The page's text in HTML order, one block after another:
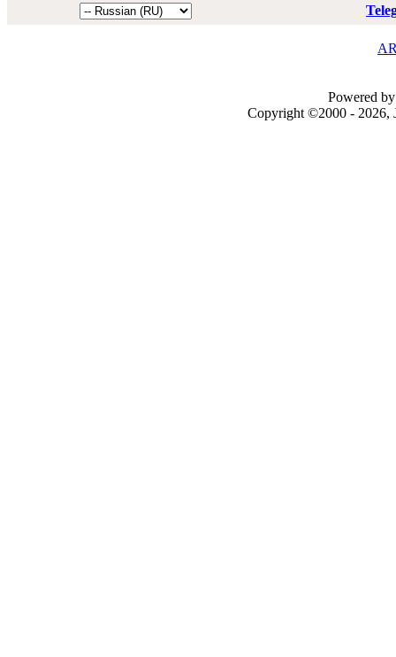
Powered
Copyright ©2000 - 2026,